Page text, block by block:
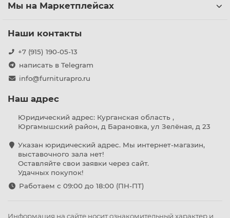
Мы на Маркетплейсах
Наши контакты
+7 (915) 190-05-13
написать в Telegram
info@furniturapro.ru
Наш адрес
Юридический адрес: Курганская область ,
Юргамышский район, д Барановка, ул Зелёная, д 23
Указан юридический адрес. Мы интернет-магазин,
выставочного зала нет!
Оставляйте свои заявки через сайт.
Удачных покупок!
Работаем с 09:00 до 18:00 (ПН-ПТ)
Информация на сайте носит ознакомительный характер и